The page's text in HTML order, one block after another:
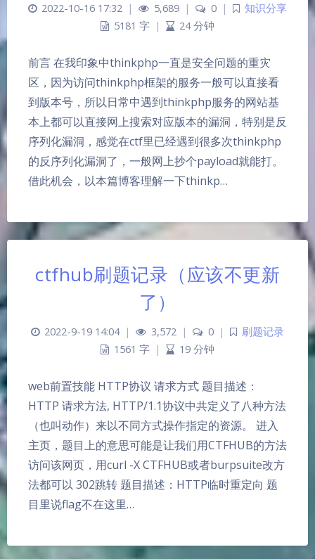
2022-10-16 17:32 | 5,689 | 0 |
知识分享
5181 字 | 24 分钟
前言 在我印象中thinkphp一直是安全问题的重灾
区，因为访问thinkphp框架的服务一般可以直接看
到版本号，所以日常中遇到thinkphp服务的网站基
本上都可以直接网上搜索对应版本的漏洞，特别是反
序列化漏洞，感觉在ctf里已经遇到很多次thinkphp
的反序列化漏洞了，一般网上抄个payload就能打。
借此机会，以本篇博客理解一下thinkp…
ctfhub刷题记录（应该不更新
了）
2022-9-19 14:04 | 3,572 | 0 |
刷题记录
1561 字 | 19 分钟
web前置技能 HTTP协议 请求方式 题目描述：
HTTP 请求方法, HTTP/1.1协议中共定义了八种方法
（也叫动作）来以不同方式操作指定的资源。 进入
主页，题目上的意思可能是让我们用CTFHUB的方法
访问该网页，用curl -X CTFHUB或者burpsuite改方
法都可以 302跳转 题目描述：HTTP临时重定向 题
目里说flag不在这里…